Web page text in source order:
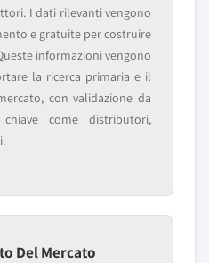
I dati rilevanti vengono
e gratuite per costruire
informazioni vengono
la ricerca primaria e il
con validazione da
come distributori,
Del Mercato